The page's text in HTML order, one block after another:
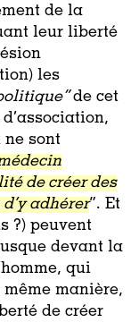
de la
leur liberté
les
de cet
ne sont
de créer des
adhérer”. Et
?) peuvent
devant la
qui
manière,
de créer